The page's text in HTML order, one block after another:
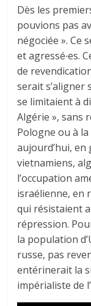
Dès les
pouvions pas
négociée ». Ce
et agressé∙es.
de
serait s’aligner
se limitaient à
Algérie », sans
Pologne ou à
aujourd’hui,
vietnamiens,
l’occupation
israélienne, en
qui résistaient
répression.
la population
russe, pas
entérinerait la
impérialiste de